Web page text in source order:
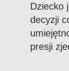
Dziecko
decyzji
presji